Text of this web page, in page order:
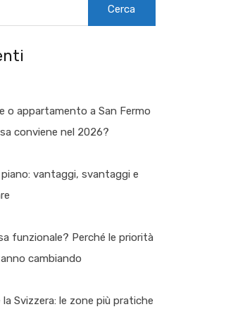
o appartamento a San Fermo
conviene nel 2026?
piano: vantaggi, svantaggi e
funzionale? Perché le priorità
cambiando
Svizzera: le zone più pratiche